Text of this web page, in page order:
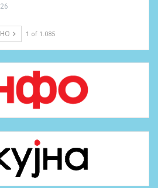
1 of 1.085